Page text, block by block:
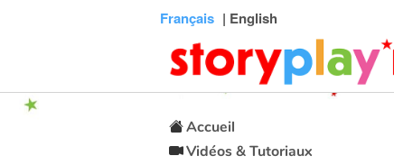
Français | English
Accueil
Vidéos & Tutoriaux